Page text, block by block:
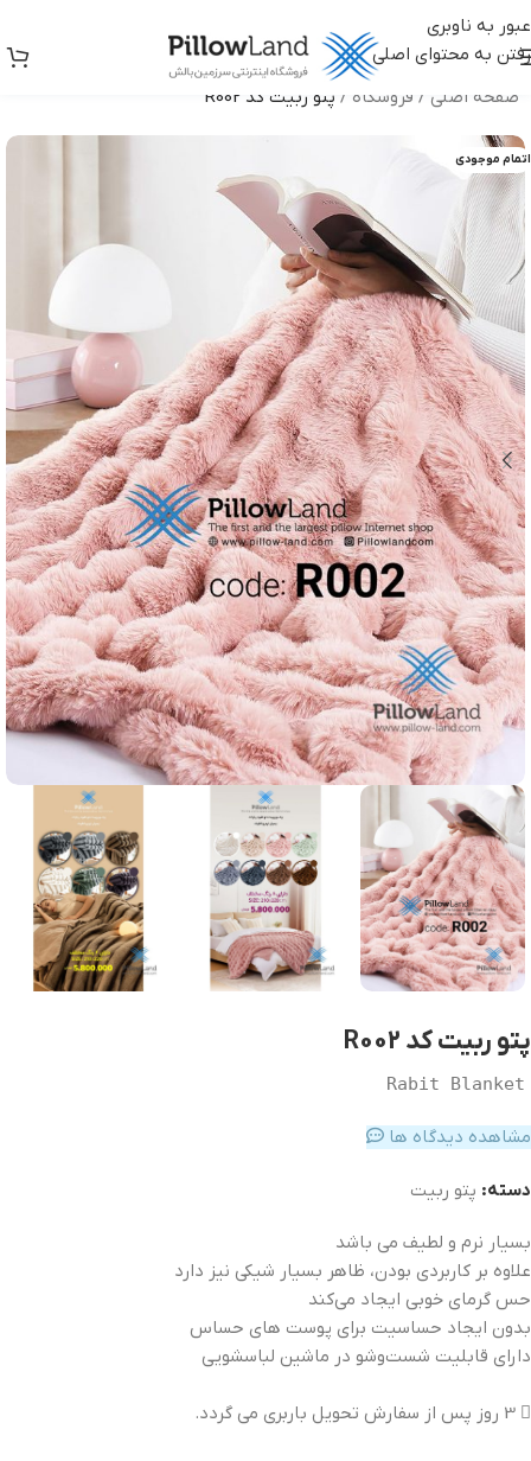
عبور به ناوبری
رفتن به محتوای اصلی
صفحه اصلی / فروشگاه / پتو ربیت کد R002
اتمام موجودی
پتو ربیت کد R002
Rabit Blanket
مشاهده دیدگاه ها
دسته: پتو ربیت
بسیار نرم و لطیف می باشد
علاوه بر کاربردی بودن، ظاهر بسیار شیکی نیز دارد
حس گرمای خوبی ایجاد می‌کند
بدون ایجاد حساسیت برای پوست های حساس
دارای قابلیت شست‌وشو در ماشین لباسشویی